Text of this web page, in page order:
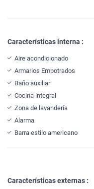
Características interna :
Aire acondicionado
Armarios Empotrados
Baño auxiliar
Cocina integral
Zona de lavandería
Alarma
Barra estilo americano
Características externas :